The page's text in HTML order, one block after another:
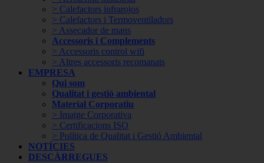
> Calefactors infrarojos
> Calefactors i Termoventiladors
> Assecador de mans
Accessoris i Complements
> Accessoris control wifi
> Altres accessoris recomanats
EMPRESA
Qui som
Qualitat i gestió ambiental
Material Corporatiu
> Imatge Corporativa
> Certificacions ISO
> Política de Qualitat i Gestió Ambiental
NOTÍCIES
DESCÀRREGUES